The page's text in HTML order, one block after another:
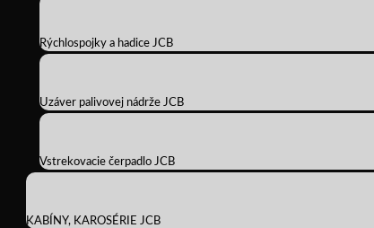
Rýchlospojky a hadice JCB
Uzáver palivovej nádrže JCB
Vstrekovacie čerpadlo JCB
KABÍNY, KAROSÉRIE JCB